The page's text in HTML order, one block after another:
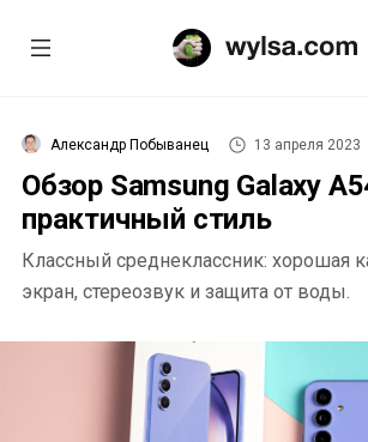
Александр Побыванец 13 апреля 2023
Обзор Samsung Galaxy
практичный стиль
Классный среднеклассник: хорошая
экран, стереозвук и защита от воды.